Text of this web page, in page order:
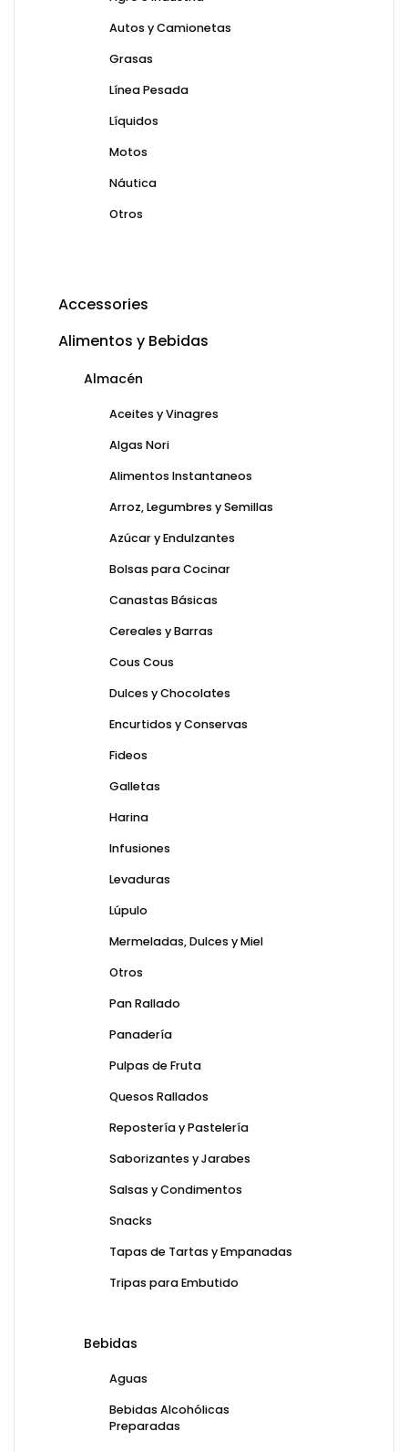
Autos y Camionetas
Grasas
Línea Pesada
Líquidos
Motos
Náutica
Otros
Accessories
Alimentos y Bebidas
Almacén
Aceites y Vinagres
Algas Nori
Alimentos Instantaneos
Arroz, Legumbres y Semillas
Azúcar y Endulzantes
Bolsas para Cocinar
Canastas Básicas
Cereales y Barras
Cous Cous
Dulces y Chocolates
Encurtidos y Conservas
Fideos
Galletas
Harina
Infusiones
Levaduras
Lúpulo
Mermeladas, Dulces y Miel
Otros
Pan Rallado
Panadería
Pulpas de Fruta
Quesos Rallados
Repostería y Pastelería
Saborizantes y Jarabes
Salsas y Condimentos
Snacks
Tapas de Tartas y Empanadas
Tripas para Embutido
Bebidas
Aguas
Bebidas Alcohólicas
Preparadas